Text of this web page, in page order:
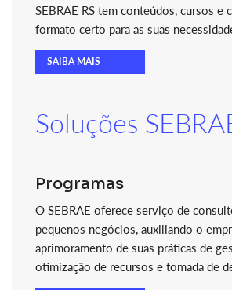
SEBRAE RS tem conteúdos, cursos e
formato certo para as suas
SAIBA MAIS
Soluções
Programas
O SEBRAE oferece serviço de
pequenos negócios, auxiliando o
aprimoramento de suas práticas de
otimização de recursos e tomada de